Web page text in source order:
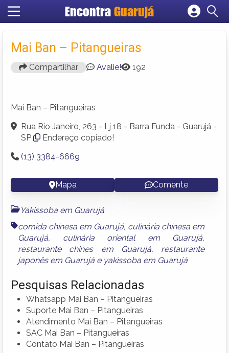
Encontra Guarujá
Cadastrar empresa
Criar conta
Mai Ban – Pitangueiras
Compartilhar Avalie! 192
Mai Ban – Pitangueiras
Rua Rio Janeiro, 263 - Lj 18 - Barra Funda - Guarujá -
SP
Endereço copiado!
(13) 3384-6669
Mapa Comente
Yakissoba em Guarujá
comida chinesa em Guarujá, culinária chinesa em
Guarujá, culinária oriental em Guarujá,
restaurante chines em Guarujá, restaurante
japonês em Guarujá e yakissoba em Guarujá
Pesquisas Relacionadas
Whatsapp Mai Ban – Pitangueiras
Suporte Mai Ban – Pitangueiras
Atendimento Mai Ban – Pitangueiras
SAC Mai Ban – Pitangueiras
Contato Mai Ban – Pitangueiras